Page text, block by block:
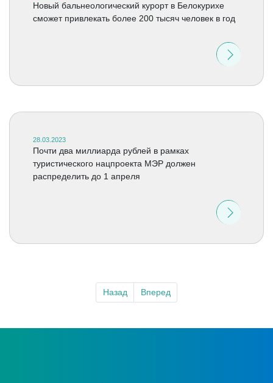
Новый бальнеологический курорт в Белокурихе
сможет привлекать более 200 тысяч человек в год
28.03.2023
Почти два миллиарда рублей в рамках
туристического нацпроекта МЭР должен
распределить до 1 апреля
Назад Вперед